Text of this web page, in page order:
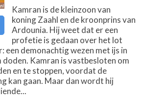
Kamran is de kleinzoon van
koning Zaahl en de kroonprins van
Ardounia. Hij weet dat er een
profetie is gedaan over het lot
een demonachtig wezen met ijs in
doden. Kamran is vastbesloten om
en te stoppen, voordat de
kan gaan. Maar dan wordt hij